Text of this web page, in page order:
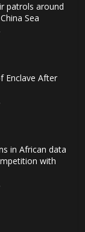
patrols around
Sea
Enclave After
in African data
with
Korea